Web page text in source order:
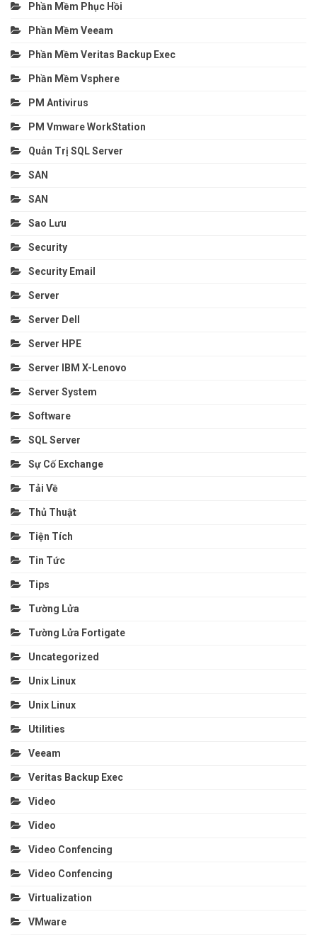
Phần Mềm Phục Hồi
Phần Mềm Veeam
Phần Mềm Veritas Backup Exec
Phần Mềm Vsphere
PM Antivirus
PM Vmware WorkStation
Quản Trị SQL Server
SAN
SAN
Sao Lưu
Security
Security Email
Server
Server Dell
Server HPE
Server IBM X-Lenovo
Server System
Software
SQL Server
Sự Cố Exchange
Tải Về
Thủ Thuật
Tiện Tích
Tin Tức
Tips
Tường Lửa
Tường Lửa Fortigate
Uncategorized
Unix Linux
Unix Linux
Utilities
Veeam
Veritas Backup Exec
Video
Video
Video Confencing
Video Confencing
Virtualization
VMware